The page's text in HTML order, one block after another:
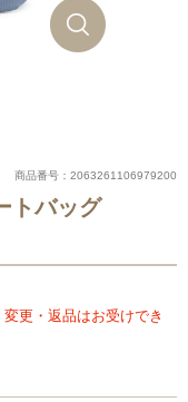
商品番号：2063261106979200
トバッグ
更・返品はお受けでき